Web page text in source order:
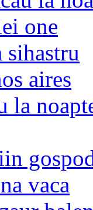
one
sihastru
aires
la
vaca